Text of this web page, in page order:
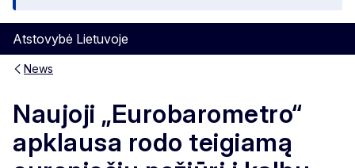
Atstovybė Lietuvoje
News
Naujoji „Eurobarometro“
apklausa rodo teigiamą